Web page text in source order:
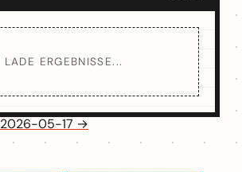
LADE ERGEBNISSE...
2026-05-17 →